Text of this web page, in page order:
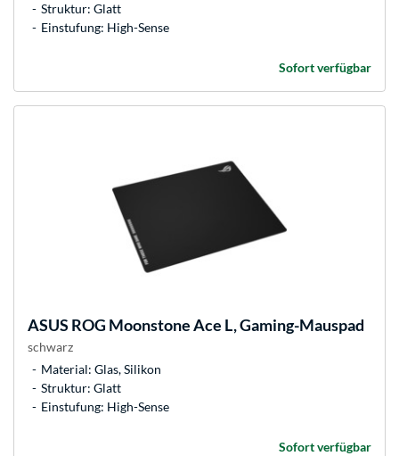
Struktur: Glatt
Einstufung: High-Sense
Sofort verfügbar
ASUS ROG Moonstone Ace L, Gaming-Mauspad
schwarz
Material: Glas, Silikon
Struktur: Glatt
Einstufung: High-Sense
Sofort verfügbar